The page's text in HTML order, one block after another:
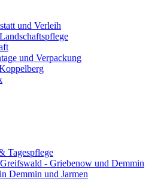
und Verleih
und Verpackung
Tagespflege
- Griebenow und Demmin
Demmin und Jarmen